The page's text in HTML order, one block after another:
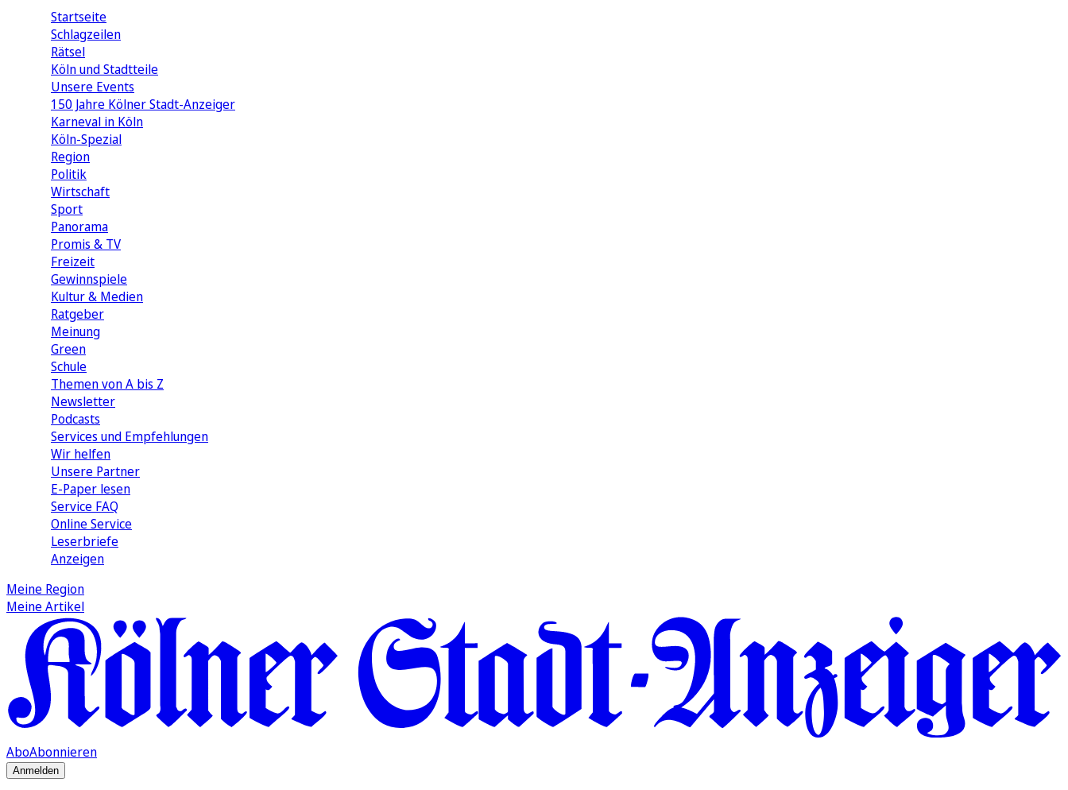
Startseite
Schlagzeilen
Rätsel
Köln und Stadtteile
Unsere Events
150 Jahre Kölner Stadt-Anzeiger
Karneval in Köln
Köln-Spezial
Region
Politik
Wirtschaft
Sport
Panorama
Promis & TV
Freizeit
Gewinnspiele
Kultur & Medien
Ratgeber
Meinung
Green
Schule
Themen von A bis Z
Newsletter
Podcasts
Services und Empfehlungen
Wir helfen
Unsere Partner
E-Paper lesen
Service FAQ
Online Service
Leserbriefe
Anzeigen
Meine Region
Meine Artikel
AboAbonnieren
Anmelden